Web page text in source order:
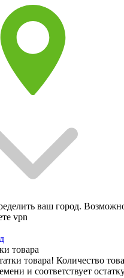
ваш город.
vpn
товара
товара! Количество
и соответствует